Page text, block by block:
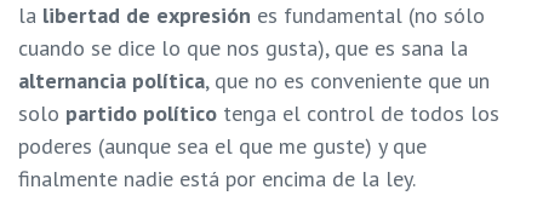
la libertad de expresión es fundamental (no sólo
cuando se dice lo que nos gusta), que es sana la
alternancia política, que no es conveniente que un
solo partido político tenga el control de todos los
poderes (aunque sea el que me guste) y que
finalmente nadie está por encima de la ley.